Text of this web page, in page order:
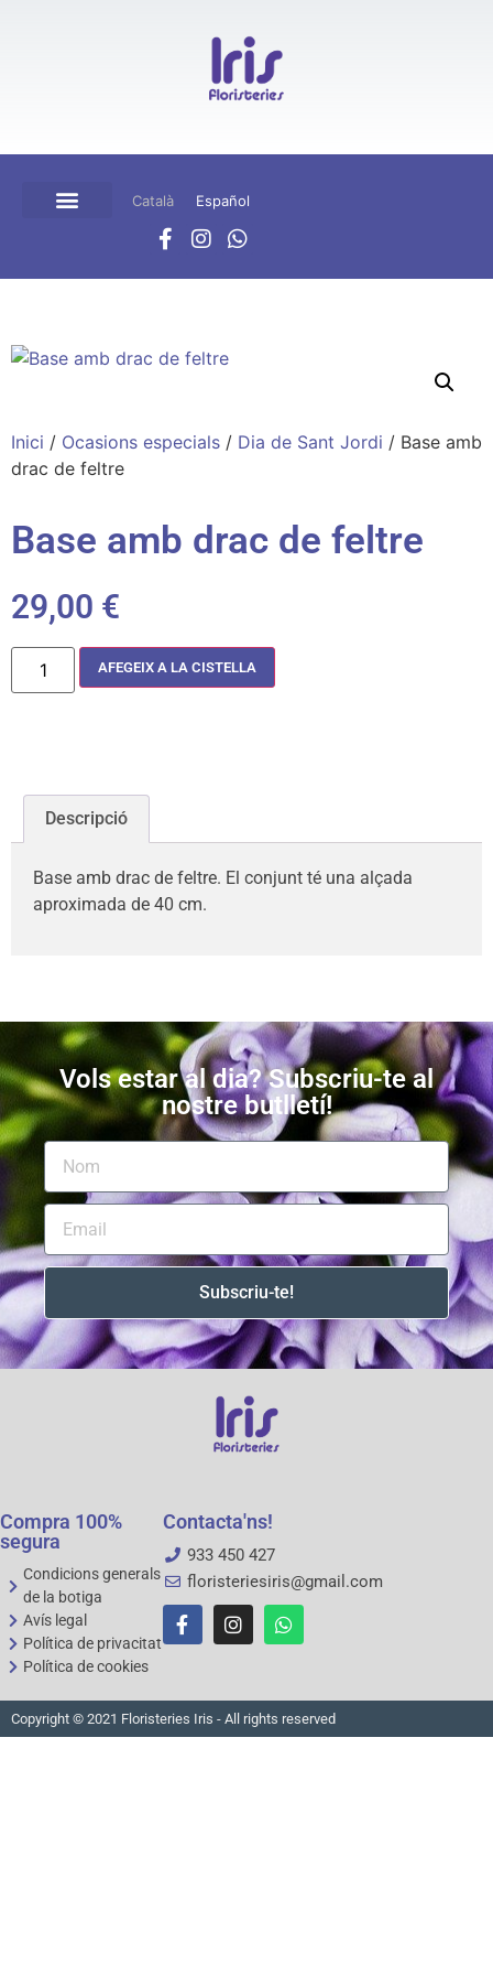
Català Español
Inici / Ocasions especials / Dia de Sant Jordi / Base amb
drac de feltre
Base amb drac de feltre
29,00 €
AFEGEIX A LA CISTELLA
Descripció
Base amb drac de feltre. El conjunt té una alçada
aproximada de 40 cm.
Vols estar al dia? Subscriu-te al
nostre butlletí!
Subscriu-te!
Compra 100%
segura
Condicions generals
de la botiga
Avís legal
Política de privacitat
Política de cookies
Contacta'ns!
933 450 427
floristeriesiris@gmail.com
Copyright © 2021 Floristeries Iris - All rights reserved